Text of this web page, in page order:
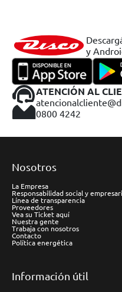
y
ATENCIÓN AL
0800 4242
Nosotros
La Empresa
Responsabilidad social y
Línea de transparencia
Proveedores
Vea su Ticket aquí
Nuestra gente
Trabaja con nosotros
Contacto
Política energética
Información útil